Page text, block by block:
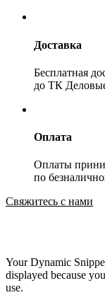
Доставка
Бесплатная
до ТК
Оплата
Оплаты
по
Свяжитесь с нами
Your Dynamic
displayed because
use.